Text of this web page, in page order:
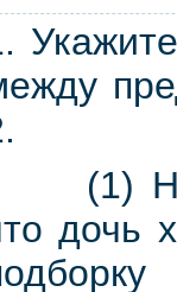
(1)
дочь